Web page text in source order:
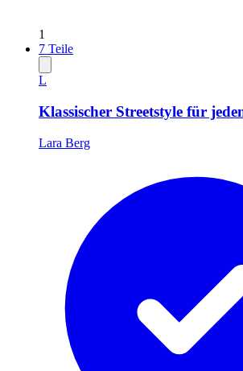
1
7 Teile
L
Klassischer Streetstyle für
Lara Berg